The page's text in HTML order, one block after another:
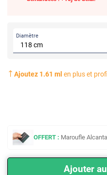
Diamètre
Ajoutez 1.61 ml en plus et
OFFERT : Maroufle
Ajouter